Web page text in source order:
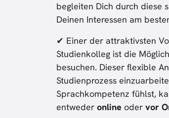
begleiten Dich durch diese
Deinen Interessen am
✔ Einer der attraktivsten
Studienkolleg ist die
besuchen. Dieser flexible
Studienprozess
Sprachkompetenz fühlst,
entweder online oder vor